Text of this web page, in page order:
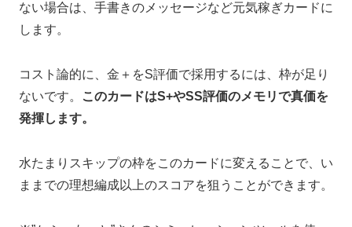
ない場合は、手書きのメッセージなど元気稼ぎカードに
します。
コスト論的に、金＋をS評価で採用するには、枠が足り
ないです。
このカードはS+やSS評価のメモリで真価を
発揮します。
水たまりスキップの枠をこのカードに変えることで、い
ままでの理想編成以上のスコアを狙うことができます。